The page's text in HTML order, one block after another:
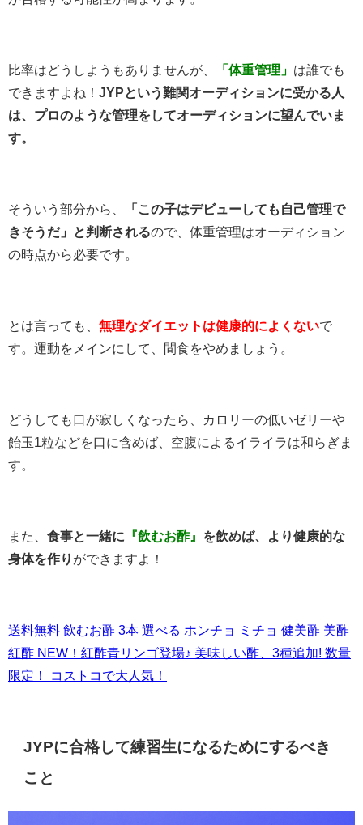
比率はどうしようもありませんが、 「体重管理」 は誰でも
できますよね！ JYPという難関オーディションに受かる人
は、プロのような管理をしてオーディションに望んでいま
す。
そういう部分から、
「この子はデビューしても自己管理で
きそうだ」と判断されるので、体重管理はオーディション
の時点から必要です。
とは言っても、 無理なダイエットは健康的によくないで
す。運動をメインにして、間食をやめましょう。
どうしても口が寂しくなったら、カロリーの低いゼリーや
飴玉1粒などを口に含めば、空腹によるイライラは和らぎま
す。
また、 食事と一緒に 『飲むお酢』 を飲めば、より健康的な
身体を作り ができますよ！
送料無料 飲むお酢 3本 選べる ホンチョ ミチョ 健美酢 美酢
紅酢 NEW！紅酢青リンゴ登場♪ 美味しい酢、3種追加! 数量
限定！ コストコで大人気！
JYPに合格して練習生になるためにするべき
こと